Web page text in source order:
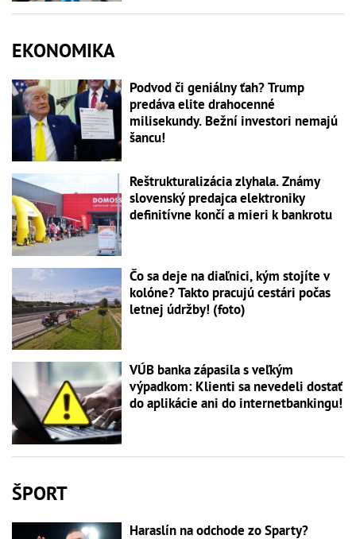
EKONOMIKA
Podvod či geniálny ťah? Trump
predáva elite drahocenné
milisekundy. Bežní investori nemajú
šancu!
Reštrukturalizácia zlyhala. Známy
slovenský predajca elektroniky
definitívne končí a mieri k bankrotu
Čo sa deje na diaľnici, kým stojíte v
kolóne? Takto pracujú cestári počas
letnej údržby! (foto)
VÚB banka zápasila s veľkým
výpadkom: Klienti sa nevedeli dostať
do aplikácie ani do internetbankingu!
ŠPORT
Haraslín na odchode zo Sparty?